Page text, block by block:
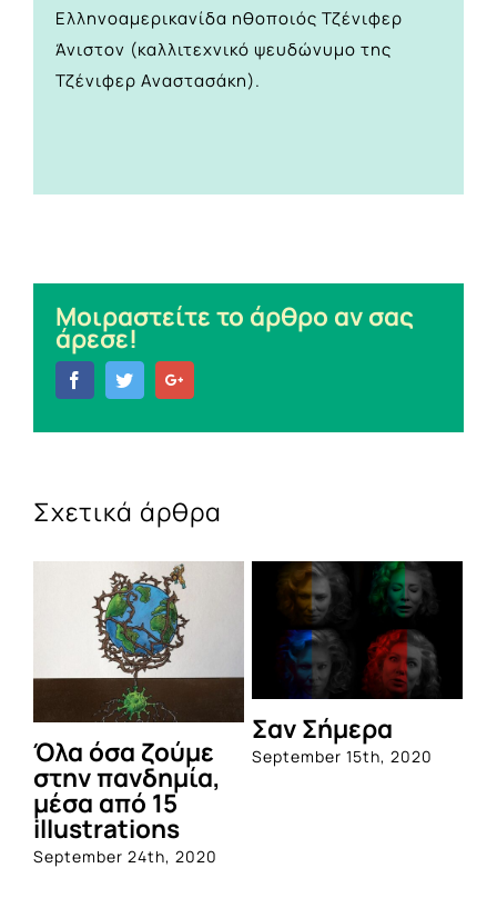
Ελληνοαμερικανίδα ηθοποιός Τζένιφερ
Άνιστον (καλλιτεχνικό ψευδώνυμο της
Τζένιφερ Αναστασάκη).
Μοιραστείτε το άρθρο αν σας
άρεσε!
FacebookTwitter
Σχετικά άρθρα
Όλα όσα ζούμε
στην πανδημία,
μέσα από 15
illustrations
September 24th, 2020
Σαν Σήμερα
September 15th, 2020